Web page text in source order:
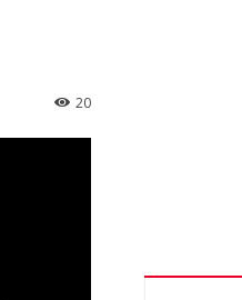
20